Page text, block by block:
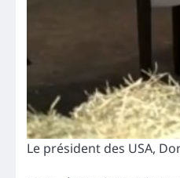
Le président des USA,